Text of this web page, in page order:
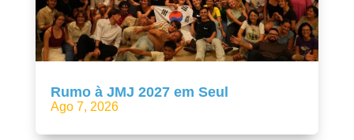
Rumo à JMJ 2027 em Seul
Ago 7, 2026